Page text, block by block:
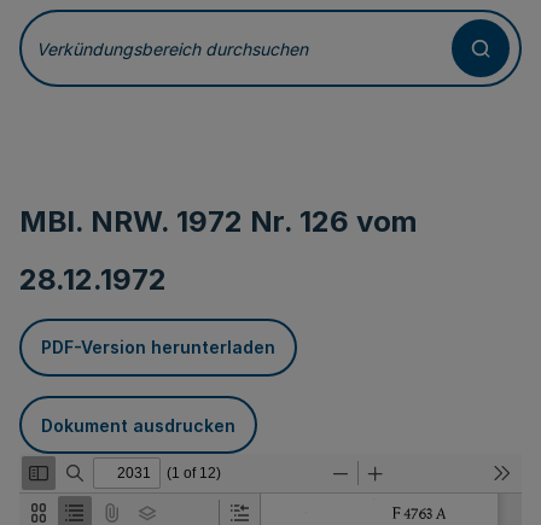
Verkündungsbereich durchsuchen
MBl. NRW. 1972 Nr. 126 vom
28.12.1972
PDF-Version herunterladen
Dokument ausdrucken